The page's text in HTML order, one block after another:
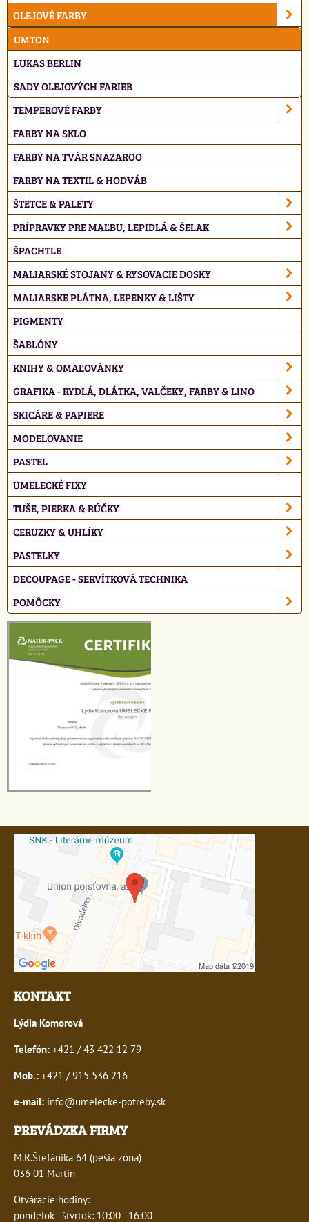
OLEJOVÉ FARBY
UMTON
LUKAS BERLIN
SADY OLEJOVÝCH FARIEB
TEMPEROVÉ FARBY
FARBY NA SKLO
FARBY NA TVÁR SNAZAROO
FARBY NA TEXTIL & HODVÁB
ŠTETCE & PALETY
PRÍPRAVKY PRE MAĽBU, LEPIDLÁ & ŠELAK
ŠPACHTLE
MALIARSKÉ STOJANY & RYSOVACIE DOSKY
MALIARSKE PLÁTNA, LEPENKY & LIŠTY
PIGMENTY
ŠABLÓNY
KNIHY & OMAĽOVÁNKY
GRAFIKA - RYDLÁ, DLÁTKA, VALČEKY, FARBY & LINO
SKICÁRE & PAPIERE
MODELOVANIE
PASTEL
UMELECKÉ FIXY
TUŠE, PIERKA & RÚČKY
CERUZKY & UHLÍKY
PASTELKY
DECOUPAGE - SERVÍTKOVÁ TECHNIKA
POMÔCKY
KONTAKT
Lýdia Komorová
Telefón: +421 / 43 422 12 79
Mob.: +421 / 915 536 216
e-mail: info@umelecke-potreby.sk
PREVÁDZKA FIRMY
M.R.Štefánika 64 (pešia zóna)
036 01 Martin
Otváracie hodiny:
pondelok - štvrtok: 10:00 - 16:00